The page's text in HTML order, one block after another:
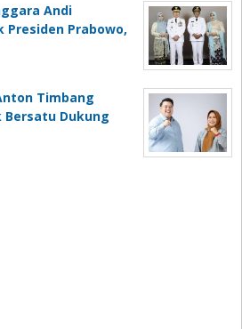
Andi
Prabowo,
Timbang
Bersatu Dukung